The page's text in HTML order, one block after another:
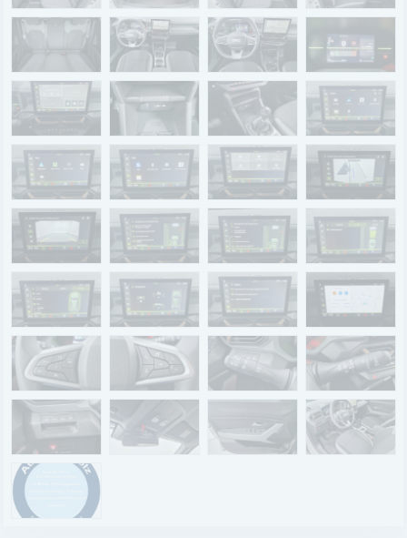
Mietwagen
Ankauf
WERKSTATTTERMIN
Teile & Zubehör
Renault Service
Dacia Service
UNTERNEHMEN
Standort Landau
Standort Neustadt
Qualitätsversprechen
Tankstelle
Karriere
KONTAKT